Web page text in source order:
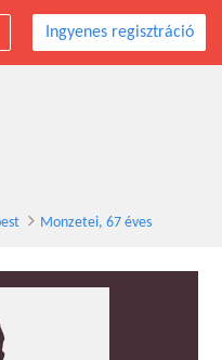
Ingyenes regisztráció
67 éves,
Monzetei, 67 éves